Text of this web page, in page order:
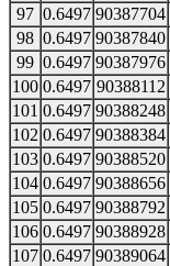
97 0.6497 90387704
98 0.6497 90387840
99 0.6497 90387976
100 0.6497 90388112
101 0.6497 90388248
102 0.6497 90388384
103 0.6497 90388520
104 0.6497 90388656
105 0.6497 90388792
106 0.6497 90388928
107 0.6497 90389064